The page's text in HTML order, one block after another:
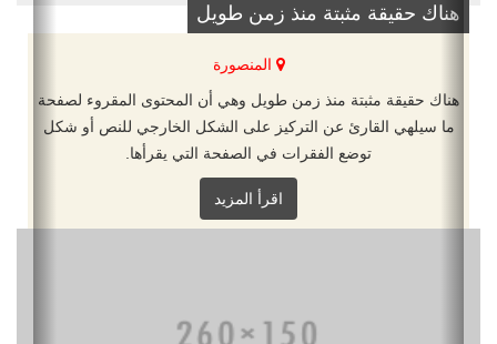
هناك حقيقة مثبتة منذ زمن طويل
المنصورة
هناك حقيقة مثبتة منذ زمن طويل وهي أن المحتوى المقروء لصفحة
ما سيلهي القارئ عن التركيز على الشكل الخارجي للنص أو شكل
توضع الفقرات في الصفحة التي يقرأها.
اقرأ المزيد